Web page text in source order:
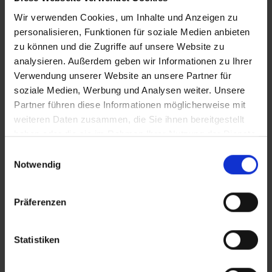
Wir verwenden Cookies, um Inhalte und Anzeigen zu
personalisieren, Funktionen für soziale Medien anbieten
zu können und die Zugriffe auf unsere Website zu
analysieren. Außerdem geben wir Informationen zu Ihrer
Verwendung unserer Website an unsere Partner für
soziale Medien, Werbung und Analysen weiter. Unsere
Partner führen diese Informationen möglicherweise mit
weiteren Daten zusammen, die Sie ihnen bereitgestellt
haben oder die sie im Rahmen Ihrer Nutzung der Dienste
Notwendig
Präferenzen
Statistiken
Arabischen Emirate ein Einfuhrverbot für
zahlreiche Medikamente ohne ärztliche
Verschreibung gibt. Weitere Informationen
finden Sie auf der Internetseite des
Auswärtigen Amtes.
Bitte beachten Sie: Wenn der Rückflug
zwischen 0 - 4 Uhr nachts erfolgt, wird KEINE
zusätzliche Übernachtung am letzten Tag
In den Vereinigten Arabischen Emiraten wird
viel gebaut. Deshalb kann es vieler Orts zu
Sichteinschränkungen kommen. Bitte haben Sie
Bitte achten Sie darauf, dass bei Buchungen in